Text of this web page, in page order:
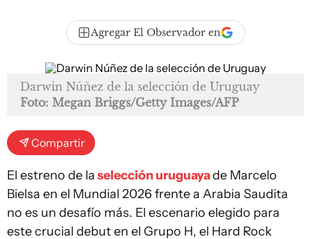
Agregar El Observador en
Darwin Núñez de la selección de Uruguay
Foto: Megan Briggs/Getty Images/AFP
Compartir
El estreno de laselección uruguayade Marcelo
Bielsa en el Mundial 2026 frente a Arabia Saudita
no es un desafío más. El escenario elegido para
este crucial debut en el Grupo H, el Hard Rock